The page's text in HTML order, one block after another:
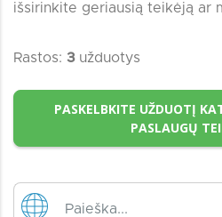
išsirinkite geriausią teikėją ar
Rastos: 3užduotys
PASKELBKITE UŽDUOTĮ
PASLAUGŲ